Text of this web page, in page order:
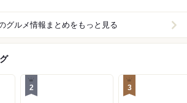
グルメ情報まとめをもっと見る
2 3